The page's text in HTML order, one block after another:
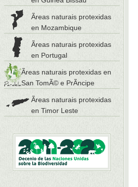
Ãreas naturais protexidas
en Mozambique
Ãreas naturais protexidas
en Portugal
Ãreas naturais protexidas en
San TomÃ© e PrÃ­ncipe
Ãreas naturais protexidas
en Timor Leste